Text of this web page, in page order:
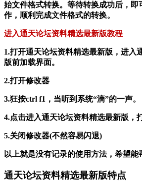
始文件格式转换。等待转换成功后，即
作，顺利完成文件格式的转换。
进入通天论坛资料精选最新版教程
1.打开通天论坛资料精选最新版，进入
版前加载界面。
2.打开修改器
3.狂按ctrl f1，当听到系统“滴”的一声。
4.点击进入通天论坛资料精选最新版，
5.关闭修改器(不然容易闪退)
以上就是没有记录的使用方法，希望能
通天论坛资料精选最新版特点